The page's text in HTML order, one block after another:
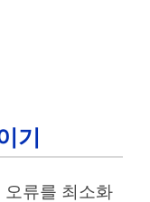
기
오류를 최소화